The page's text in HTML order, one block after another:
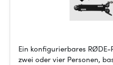
Ein konfigurierbares
zwei oder vier Personen,